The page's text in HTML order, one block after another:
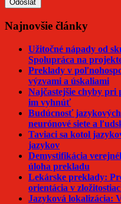
Najnovšie články
Užitočné nápady od
Spolupráca na
Preklady v
výzvami a úskaliami
Najčastejšie chyby pri
im vyhnúť
Budúcnosť
neurónové siete a
Taviaci sa kotol
jazykov
Demystifikácia
úloha prekladu
Lekárske preklady:
orientácia v
Jazyková lokalizácia: